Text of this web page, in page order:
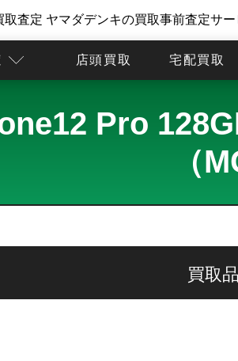
取査定 ヤマダデンキの買取事前査定サー
店頭買取 宅配買取
Pro
（
買取